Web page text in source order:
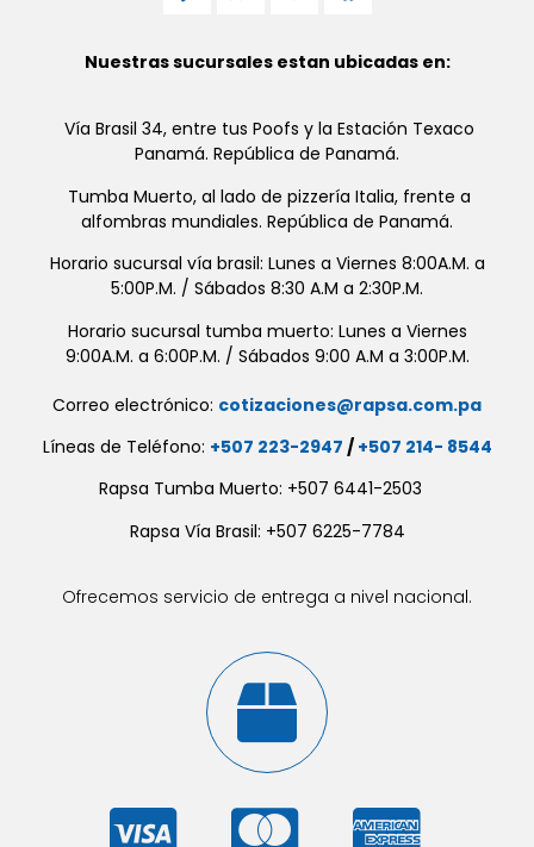
Nuestras sucursales estan ubicadas en:
Vía Brasil 34, entre tus Poofs y la Estación Texaco
Panamá. República de Panamá.
Tumba Muerto, al lado de pizzería Italia, frente a
alfombras mundiales. República de Panamá.
Horario sucursal vía brasil: Lunes a Viernes 8:00A.M. a
5:00P.M. / Sábados 8:30 A.M a 2:30P.M.
Horario sucursal tumba muerto: Lunes a Viernes
9:00A.M. a 6:00P.M. / Sábados 9:00 A.M a 3:00P.M.
Correo electrónico: cotizaciones@rapsa.com.pa
Líneas de Teléfono: +507 223-2947 / +507 214- 8544
Rapsa Tumba Muerto: +507 6441-2503
Rapsa Vía Brasil: +507 6225-7784
Ofrecemos servicio de entrega a nivel nacional.